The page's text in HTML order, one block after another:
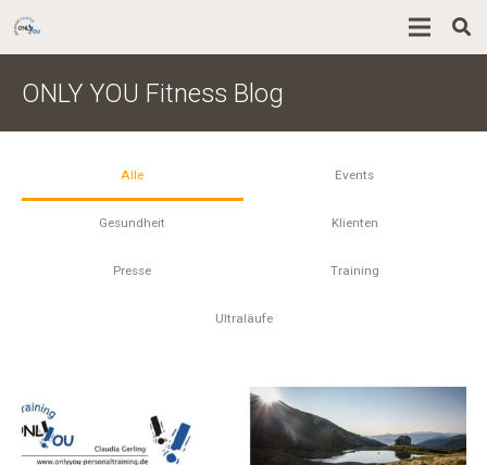
ONLY YOU Fitness Blog
Alle Events
Gesundheit Klienten
Presse Training
Ultraläufe